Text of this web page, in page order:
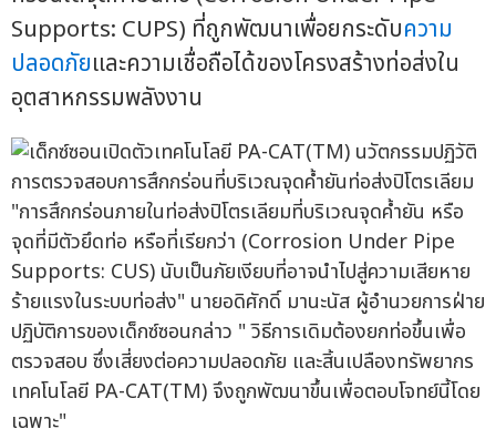
Supports: CUPS) ที่ถูกพัฒนาเพื่อยกระดับความ
ปลอดภัยและความเชื่อถือได้ของโครงสร้างท่อส่งใน
อุตสาหกรรมพลังงาน
"การสึกกร่อนภายในท่อส่งปิโตรเลียมที่บริเวณจุดค้ำยัน หรือ
จุดที่มีตัวยึดท่อ หรือที่เรียกว่า (Corrosion Under Pipe
Supports: CUS) นับเป็นภัยเงียบที่อาจนำไปสู่ความเสียหาย
ร้ายแรงในระบบท่อส่ง" นายอดิศักดิ์ มานะนัส ผู้อำนวยการฝ่าย
ปฏิบัติการของเด็กซ์ซอนกล่าว " วิธีการเดิมต้องยกท่อขึ้นเพื่อ
ตรวจสอบ ซึ่งเสี่ยงต่อความปลอดภัย และสิ้นเปลืองทรัพยากร
เทคโนโลยี PA-CAT(TM) จึงถูกพัฒนาขึ้นเพื่อตอบโจทย์นี้โดย
เฉพาะ"